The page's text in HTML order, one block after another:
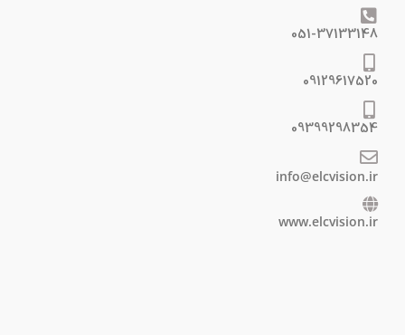
051-37133148
09129617520
09399298354
info@elcvision.ir
www.elcvision.ir